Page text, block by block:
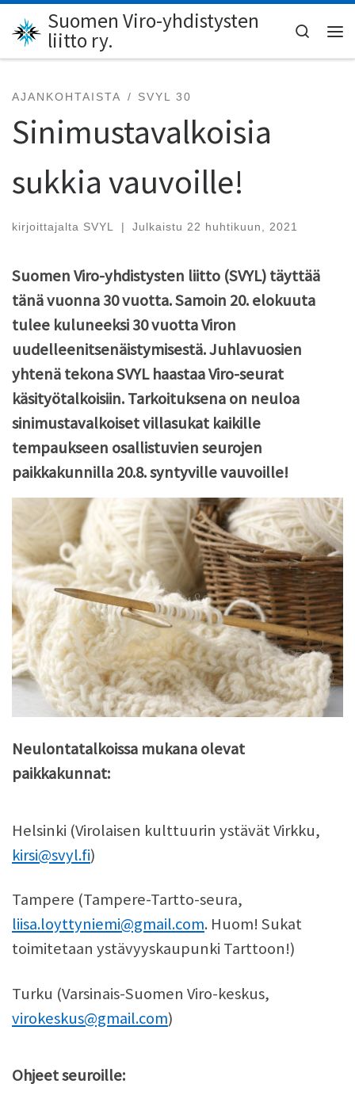
Skip to content
Suomen Viro-yhdistysten
liitto ry.
Search
AJANKOHTAISTA SVYL 30
Sinimustavalkoisia
sukkia vauvoille!
kirjoittajalta SVYL | Julkaistu 22 huhtikuun, 2021
Suomen Viro-yhdistysten liitto (SVYL) täyttää
tänä vuonna 30 vuotta. Samoin 20. elokuuta
tulee kuluneeksi 30 vuotta Viron
uudelleenitsenäistymisestä. Juhlavuosien
yhtenä tekona SVYL haastaa Viro-seurat
käsityötalkoisiin. Tarkoituksena on neuloa
sinimustavalkoiset villasukat kaikille
tempaukseen osallistuvien seurojen
paikkakunnilla 20.8. syntyville vauvoille!
Neulontatalkoissa mukana olevat
paikkakunnat:
Helsinki (Virolaisen kulttuurin ystävät Virkku,
kirsi@svyl.fi)
Tampere (Tampere-Tartto-seura,
liisa.loyttyniemi@gmail.com. Huom! Sukat
toimitetaan ystävyyskaupunki Tarttoon!)
Turku (Varsinais-Suomen Viro-keskus,
virokeskus@gmail.com)
Ohjeet seuroille: